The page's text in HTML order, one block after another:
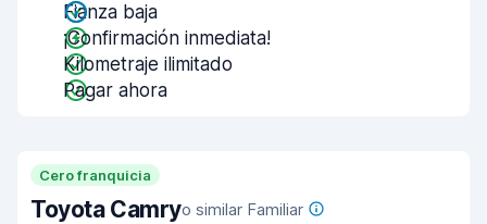
Fianza baja
¡Confirmación inmediata!
Kilometraje ilimitado
Pagar ahora
Cero franquicia
Toyota Camryo similar Familiar